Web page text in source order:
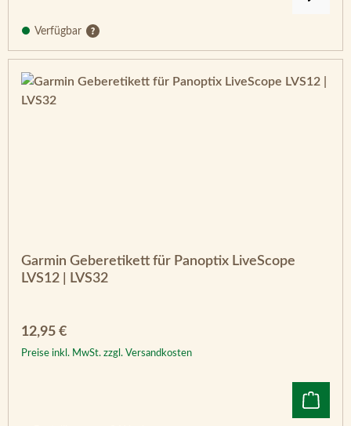
Verfügbar
Garmin Geberetikett für Panoptix LiveScope
LVS12 | LVS32
Regulärer Preis:
12,95 €
Preise inkl. MwSt. zzgl. Versandkosten